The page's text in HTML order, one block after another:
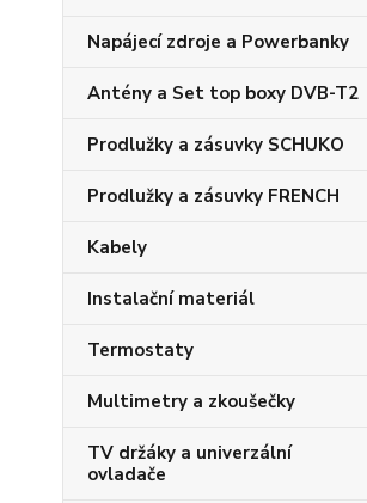
Napájecí zdroje a Powerbanky
Antény a Set top boxy DVB-T2
Prodlužky a zásuvky SCHUKO
Prodlužky a zásuvky FRENCH
Kabely
Instalační materiál
Termostaty
Multimetry a zkoušečky
TV držáky a univerzální
ovladače